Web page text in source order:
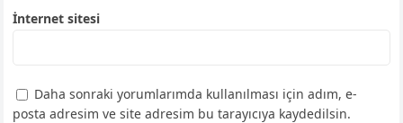
İnternet sitesi
Daha sonraki yorumlarımda kullanılması için adım, e-
posta adresim ve site adresim bu tarayıcıya kaydedilsin.